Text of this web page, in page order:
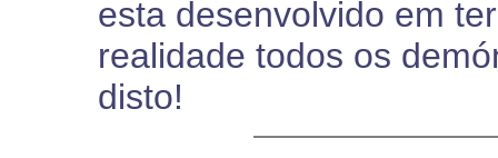
esta desenvolvido em
realidade todos os
disto!